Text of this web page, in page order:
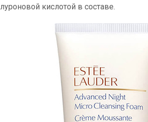
кислотой в составе.